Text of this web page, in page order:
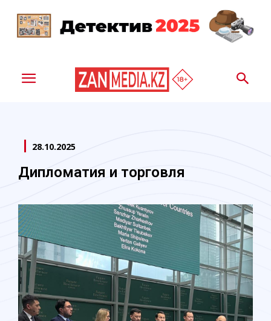
28.10.2025
Дипломатия и торговля